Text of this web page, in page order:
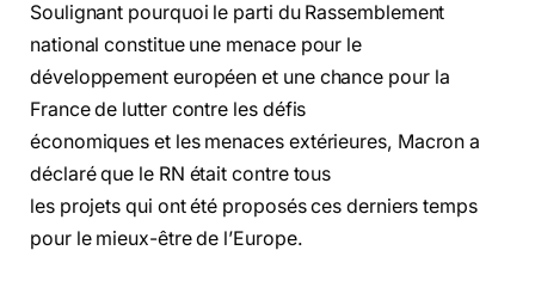
Soulignant pourquoi le parti du Rassemblement
national constitue une menace pour le
développement européen et une chance pour la
France de lutter contre les défis
économiques et les menaces extérieures, Macron a
déclaré que le RN était contre tous
les projets qui ont été proposés ces derniers temps
pour le mieux-être de l’Europe.